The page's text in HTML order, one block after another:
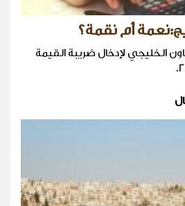
أم نقمة؟
الخليجي لإدخال ضريبة القيمة